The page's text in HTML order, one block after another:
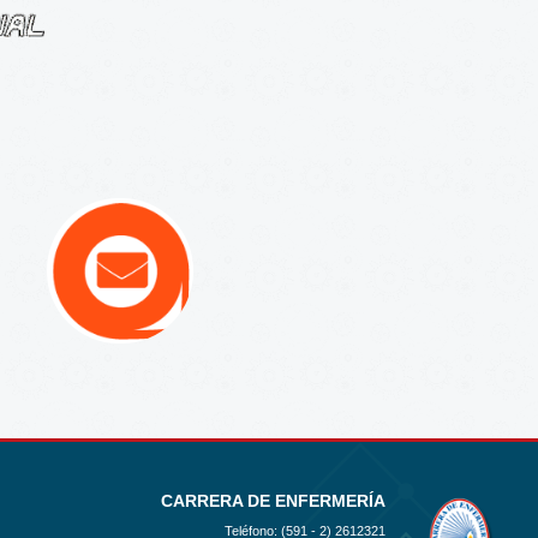
CARRERA DE ENFERMERÍA
Teléfono: (591 - 2) 2612321